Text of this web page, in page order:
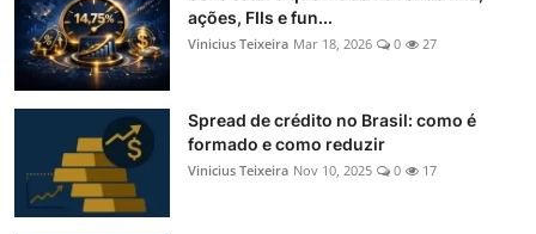
ações, FIIs e fun...
Vinicius Teixeira Mar 18, 2026 0 27
Spread de crédito no Brasil: como é
formado e como reduzir
Vinicius Teixeira Nov 10, 2025 0 17